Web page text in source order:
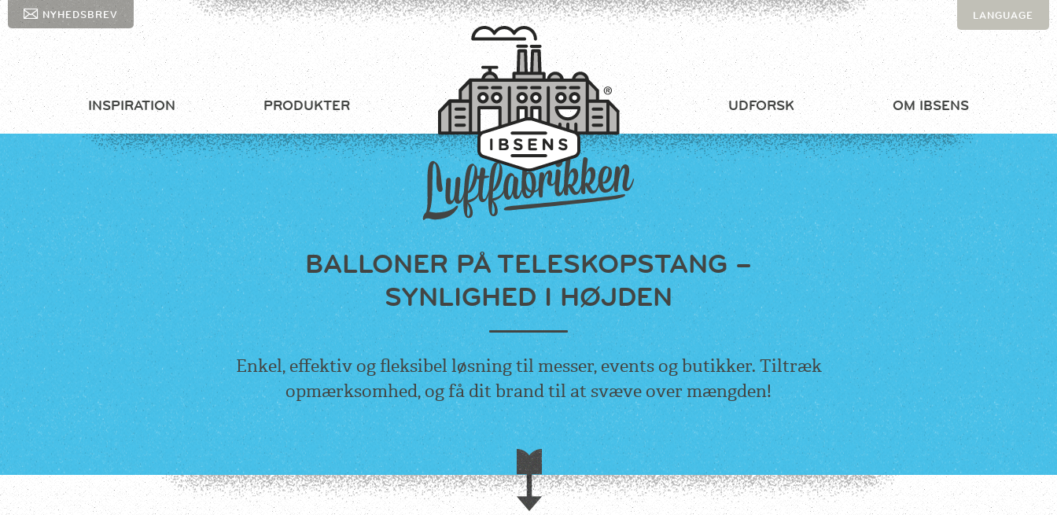
TILMELD
NYHEDSBREV LANGUAGE
INSPIRATION PRODUKTER UDFORSK OM IBSENS
BALLONER PÅ TELESKOPSTANG –
SYNLIGHED I HØJDEN
Enkel, effektiv og fleksibel løsning til messer, events og butikker. Tiltræk
opmærksomhed, og få dit brand til at svæve over mængden!